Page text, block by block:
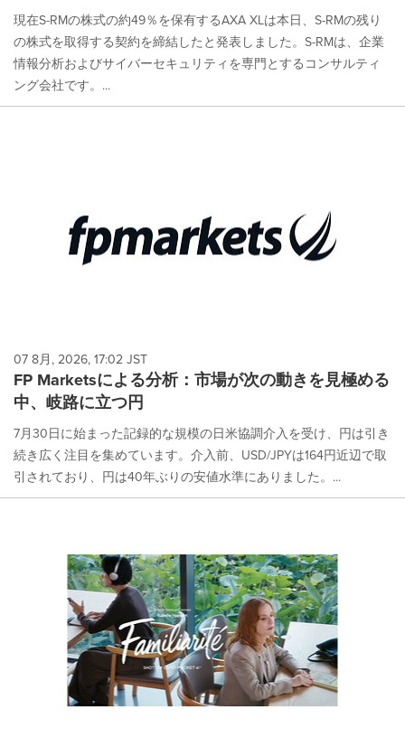
現在S-RMの株式の約49％を保有するAXA XLは本日、S-RMの残り
の株式を取得する契約を締結したと発表しました。S-RMは、企業
情報分析およびサイバーセキュリティを専門とするコンサルティ
ング会社です。...
07 8月, 2026, 17:02 JST
FP Marketsによる分析：市場が次の動きを見極める
中、岐路に立つ円
7月30日に始まった記録的な規模の日米協調介入を受け、円は引き
続き広く注目を集めています。介入前、USD/JPYは164円近辺で取
引されており、円は40年ぶりの安値水準にありました。...